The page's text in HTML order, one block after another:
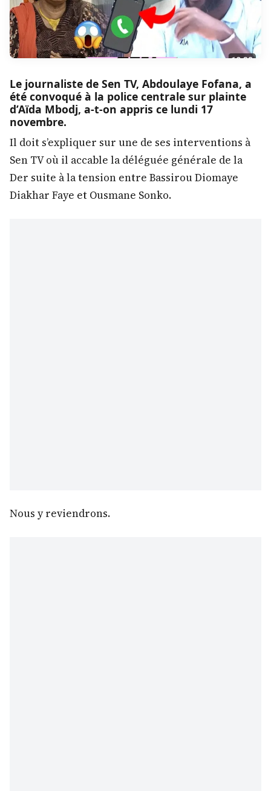
Le journaliste de Sen TV, Abdoulaye Fofana, a
été convoqué à la police centrale sur plainte
d’Aïda Mbodj, a-t-on appris ce lundi 17
novembre.
Il doit s’expliquer sur une de ses interventions à
Sen TV où il accable la déléguée générale de la
Der suite à la tension entre Bassirou Diomaye
Diakhar Faye et Ousmane Sonko.
Nous y reviendrons.